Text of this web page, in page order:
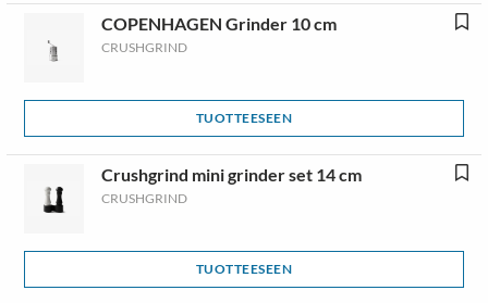
COPENHAGEN Grinder 10 cm
CRUSHGRIND
TUOTTEESEEN
Crushgrind mini grinder set 14 cm
CRUSHGRIND
TUOTTEESEEN